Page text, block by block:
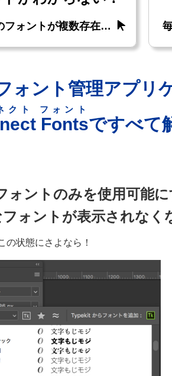
フォントが複数存在…
ォント管理アプリ
Fonts
クト フォント
ですべて
ォントのみを使用可能に
ォントが表示されなく
の状態にさよなら！